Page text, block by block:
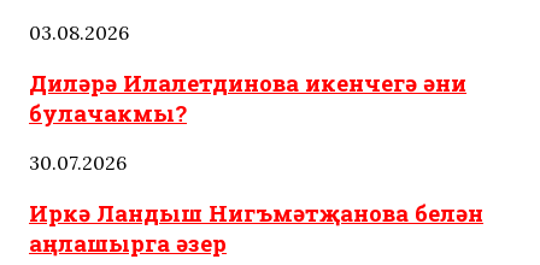
03.08.2026
Диләрә Илалетдинова икенчегә әни
булачакмы?
30.07.2026
Иркә Ландыш Нигъмәтҗанова белән
аңлашырга әзер